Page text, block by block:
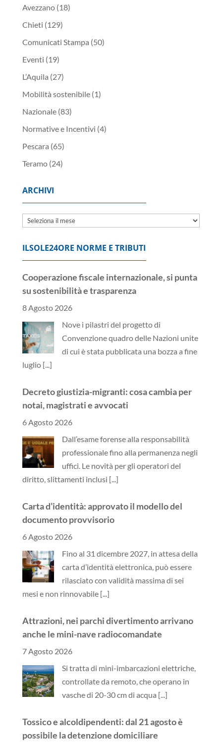
Avezzano(18)
Chieti (129)
Comunicati Stampa (50)
Eventi (19)
L’Aquila (27)
Mobilità sostenibile(1)
Nazionale(83)
Normative e Incentivi (4)
Pescara (65)
Teramo(24)
ARCHIVI
Archivi
ILSOLE24ORE NORME E TRIBUTI
Cooperazione fiscale internazionale, si punta
su sostenibilità e trasparenza
8 Agosto 2026
Nove i pilastri del progetto di
Convenzione quadro delle Nazioni unite
di cui è stata pubblicata una bozza a fine
luglio [...]
Decreto giustizia-migranti: cosa cambia per
notai, magistrati e avvocati
6 Agosto 2026
Dall’esame forense alla responsabilità
professionale fino alla permanenza negli
uffici. Le novità per gli operatori del
diritto, slittamenti inclusi [...]
Carta d’identità: approvato il modello del
documento provvisorio
6 Agosto 2026
Fino al 31 dicembre 2027, in attesa della
carta d’identità elettronica, può essere
rilasciato con validità massima di sei
mesi e non rinnovabile [...]
Attrazioni, nei parchi divertimento arrivano
anche le mini-nave radiocomandate
7 Agosto 2026
Si tratta di mini-imbarcazioni elettriche,
controllate da remoto, che operano in
vasche di 20-30 cm di acqua [...]
Tossico e alcoldipendenti: dal 21 agosto è
possibile la detenzione domiciliare